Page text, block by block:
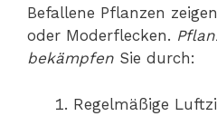
Befallene Pflanzen
oder Moderflecken.
bekämpfen Sie durch:
Regelmäßige